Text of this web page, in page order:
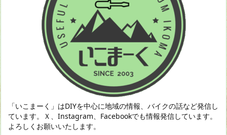
「いこまーく」はDIYを中心に地域の情報、バイクの話など発信し
ています。Ｘ、Instagram、Facebookでも情報発信しています。
よろしくお願いいたします。